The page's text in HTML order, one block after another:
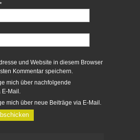
*
und Website in diesem Browser
Kommentar speichern.
mich über nachfolgende
Mail.
mich über neue Beiträge via E-Mail.